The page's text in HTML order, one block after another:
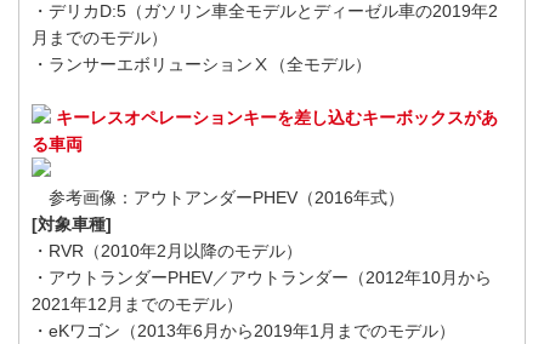
・デリカD:5（ガソリン車全モデルとディーゼル車の2019年2
月までのモデル）
・ランサーエボリューションⅩ（全モデル）
キーレスオペレーションキーを差し込むキーボックスがあ
る車両
参考画像：アウトアンダーPHEV（2016年式）
[対象車種]
・RVR（2010年2月以降のモデル）
・アウトランダーPHEV／アウトランダー（2012年10月から
2021年12月までのモデル）
・eKワゴン（2013年6月から2019年1月までのモデル）